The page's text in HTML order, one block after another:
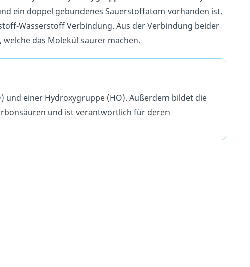
ein doppel gebundenes Sauerstoffatom vorhanden ist.
Wasserstoff Verbindung. Aus der Verbindung beider
das Molekül saurer machen.
und einer Hydroxygruppe (HO). Außerdem bildet die
und ist verantwortlich für deren